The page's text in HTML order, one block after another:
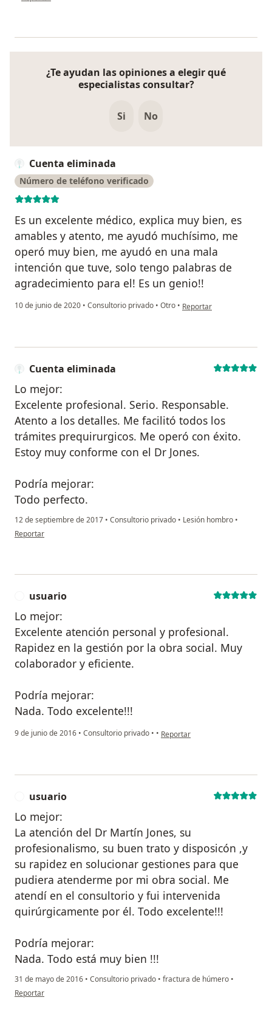
¿Te ayudan las opiniones a elegir qué
especialistas consultar?
Si No
Cuenta eliminada
Número de teléfono verificado
Es un excelente médico, explica muy bien, es
amables y atento, me ayudó muchísimo, me
operó muy bien, me ayudó en una mala
intención que tuve, solo tengo palabras de
agradecimiento para el! Es un genio!!
10 de junio de 2020 • Consultorio privado • Otro • en opinión del usuario
Reportar
Cuenta eliminada
Lo mejor:
Excelente profesional. Serio. Responsable.
Atento a los detalles. Me facilitó todos los
trámites prequirurgicos. Me operó con éxito.
Estoy muy conforme con el Dr Jones.
Podría mejorar:
Todo perfecto.
12 de septiembre de 2017 • Consultorio privado • Lesión hombro •
en opinión del usuario Cuenta eliminada
Reportar
usuario
Lo mejor:
Excelente atención personal y profesional.
Rapidez en la gestión por la obra social. Muy
colaborador y eficiente.
Podría mejorar:
Nada. Todo excelente!!!
9 de junio de 2016 • Consultorio privado • • en opinión del usuario usuario
Reportar
usuario
Lo mejor:
La atención del Dr Martín Jones, su
profesionalismo, su buen trato y disposicón ,y
su rapidez en solucionar gestiones para que
pudiera atenderme por mi obra social. Me
atendí en el consultorio y fui intervenida
quirúrgicamente por él. Todo excelente!!!
Podría mejorar:
Nada. Todo está muy bien !!!
31 de mayo de 2016 • Consultorio privado • fractura de húmero •
en opinión del usuario usuario
Reportar